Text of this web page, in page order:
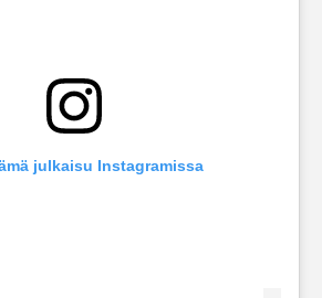
julkaisu Instagramissa